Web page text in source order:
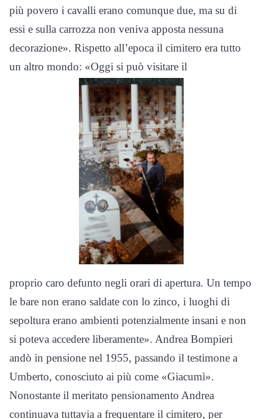
più povero i cavalli erano comunque due, ma su di
essi e sulla carrozza non veniva apposta nessuna
decorazione». Rispetto all’epoca il cimitero era tutto
un altro mondo: «Oggi si può visitare il
proprio caro defunto negli orari di apertura. Un tempo
le bare non erano saldate con lo zinco, i luoghi di
sepoltura erano ambienti potenzialmente insani e non
si poteva accedere liberamente». Andrea Bompieri
andò in pensione nel 1955, passando il testimone a
Umberto, conosciuto ai più come «Giacumì».
Nonostante il meritato pensionamento Andrea
continuava tuttavia a frequentare il cimitero, per